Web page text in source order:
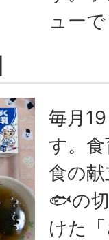
ュー
毎月
す。
食の
🐟の
けた